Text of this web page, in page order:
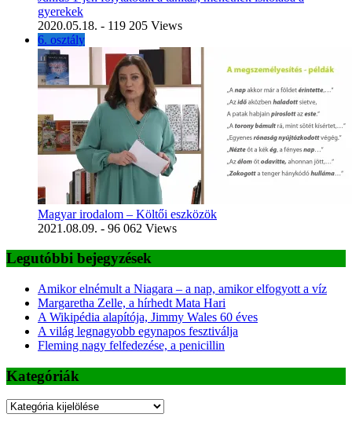
gyerekek
2020.05.18. - 119 205 Views
6. osztály
Magyar irodalom – Költői eszközök
2021.08.09. - 96 062 Views
Legutóbbi bejegyzések
Amikor elnémult a Niagara – a nap, amikor elfogyott a víz
Margaretha Zelle, a hírhedt Mata Hari
A Wikipédia alapítója, Jimmy Wales 60 éves
A világ legnagyobb egynapos fesztiválja
Fleming nagy felfedezése, a penicillin
Kategóriák
Kategóriák